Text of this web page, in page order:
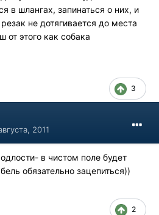
в шлангах, запинаться о них, и
не дотягивается до места
этого как собака
3
2011
в чистом поле будет
обязательно зацепиться))
2